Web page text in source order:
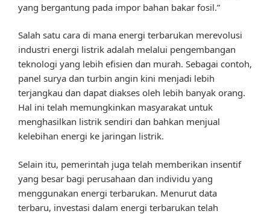
yang bergantung pada impor bahan bakar fosil.”
Salah satu cara di mana energi terbarukan merevolusi
industri energi listrik adalah melalui pengembangan
teknologi yang lebih efisien dan murah. Sebagai contoh,
panel surya dan turbin angin kini menjadi lebih
terjangkau dan dapat diakses oleh lebih banyak orang.
Hal ini telah memungkinkan masyarakat untuk
menghasilkan listrik sendiri dan bahkan menjual
kelebihan energi ke jaringan listrik.
Selain itu, pemerintah juga telah memberikan insentif
yang besar bagi perusahaan dan individu yang
menggunakan energi terbarukan. Menurut data
terbaru, investasi dalam energi terbarukan telah